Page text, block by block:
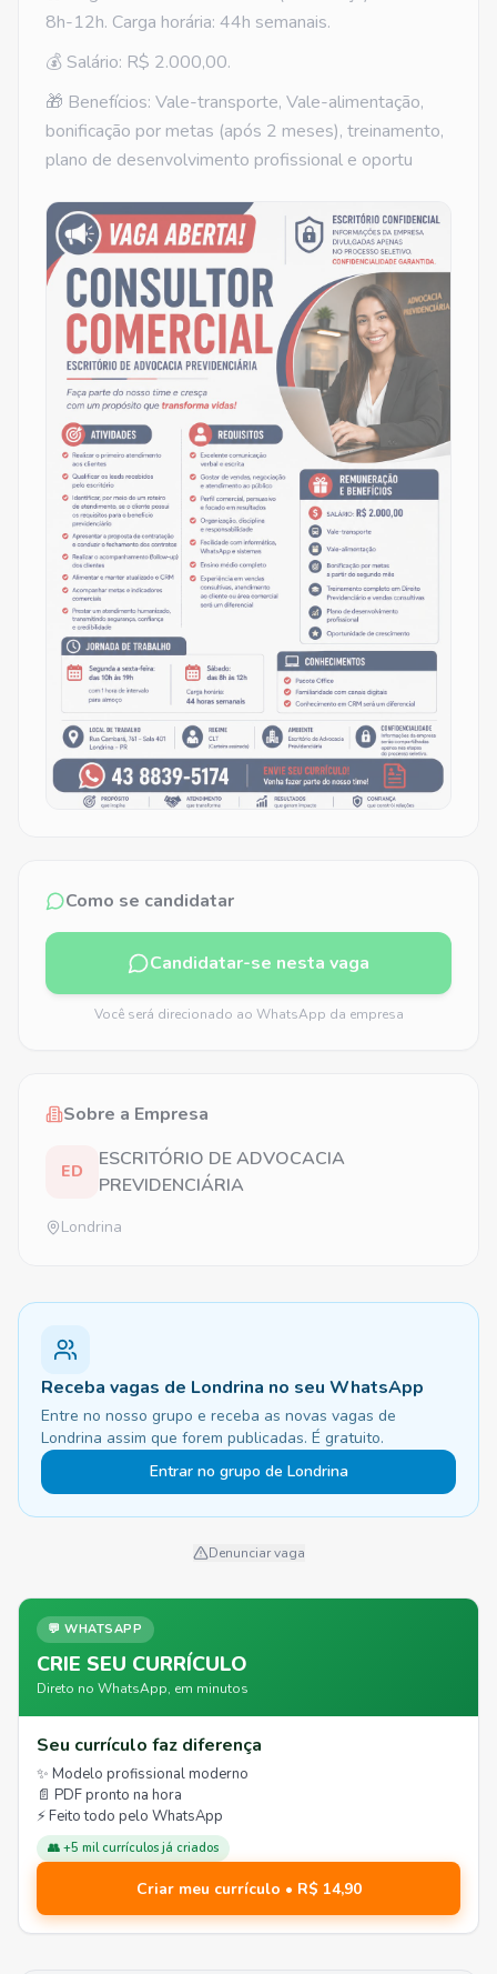
8h-12h. Carga horária: 44h semanais.
💰 Salário: R$ 2.000,00.
🎁 Benefícios: Vale-transporte, Vale-alimentação,
bonificação por metas (após 2 meses), treinamento,
plano de desenvolvimento profissional e oportu
Como se candidatar
Candidatar-se nesta vaga
Você será direcionado ao WhatsApp da empresa
Sobre a Empresa
ED
ESCRITÓRIO DE ADVOCACIA
PREVIDENCIÁRIA
Londrina
Receba vagas de Londrina no seu WhatsApp
Entre no nosso grupo e receba as novas vagas de
Londrina assim que forem publicadas. É gratuito.
Entrar no grupo de Londrina
Denunciar vaga
💬 WHATSAPP
CRIE SEU CURRÍCULO
Direto no WhatsApp, em minutos
Seu currículo faz diferença
✨ Modelo profissional moderno
📄 PDF pronto na hora
⚡ Feito todo pelo WhatsApp
👥 +5 mil currículos já criados
Criar meu currículo • R$ 14,90